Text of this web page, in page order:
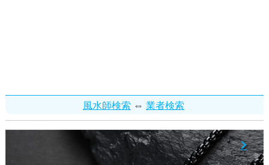
風水師検索 ⇔ 業者検索